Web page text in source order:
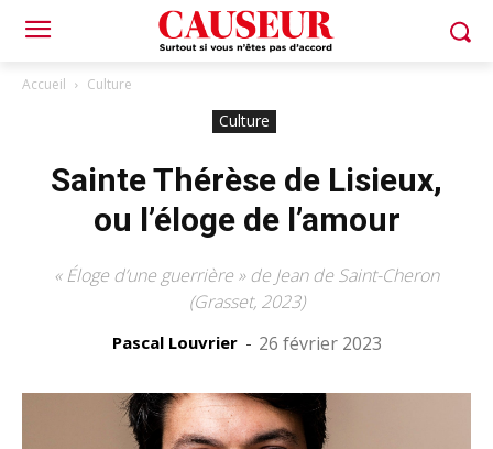
Accueil Culture
Culture
Sainte Thérèse de Lisieux,
ou l’éloge de l’amour
« Éloge d’une guerrière » de Jean de Saint-Cheron
(Grasset, 2023)
Pascal Louvrier - 26 février 2023